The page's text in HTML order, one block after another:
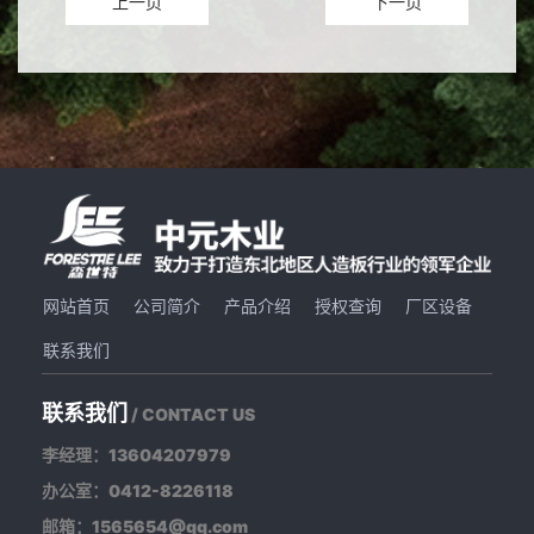
网站首页 公司简介 产品介绍 授权查询 厂区设备
联系我们
联系我们 / CONTACT US
李经理：13604207979
办公室：0412-8226118
邮箱：1565654@qq.com